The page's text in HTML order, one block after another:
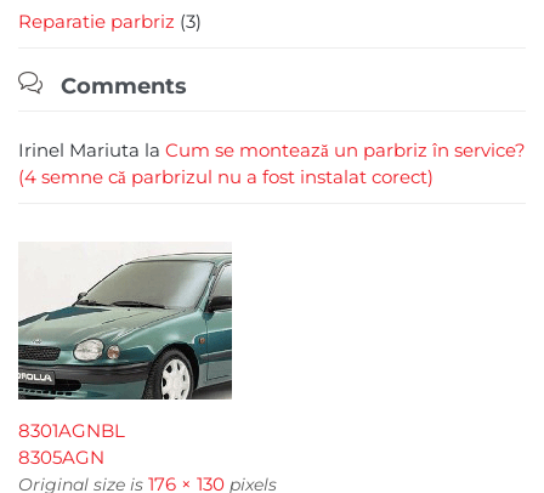
Reparatie parbriz (3)
 Comments
Irinel Mariuta la Cum se montează un parbriz în service?
(4 semne că parbrizul nu a fost instalat corect)
8301AGNBL
8305AGN
Original size is 176 × 130 pixels